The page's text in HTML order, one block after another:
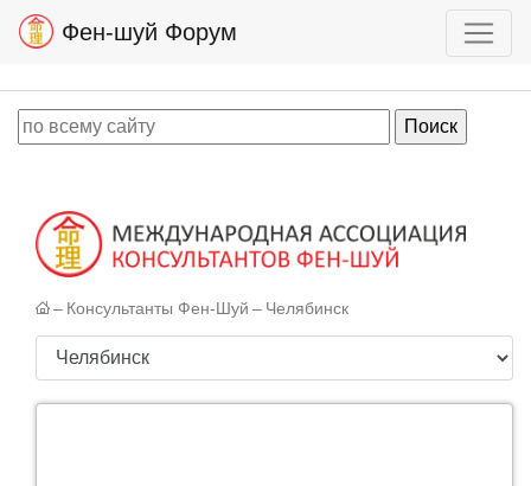
Фен-шуй Форум
– Консультанты Фен-Шуй – Челябинск